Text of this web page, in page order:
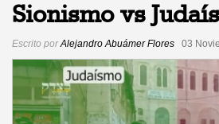
Sionismo vs
Escrito porAlejandro Abuámer Flores 03